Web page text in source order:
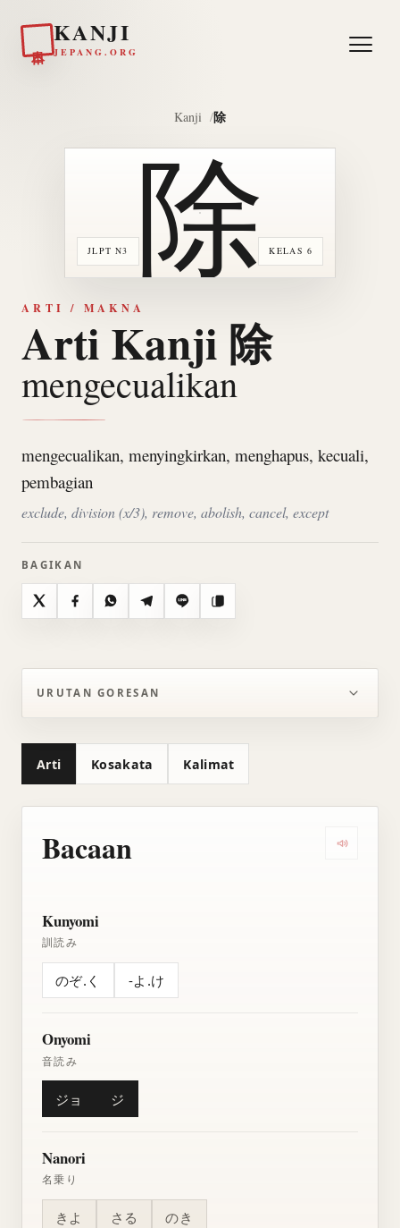
KANJI
JEPANG.ORG
Kanji 除
JLPT N3 KELAS 6
除
ARTI / MAKNA
Arti Kanji 除
mengecualikan
mengecualikan, menyingkirkan, menghapus, kecuali,
pembagian
exclude, division (x/3), remove, abolish, cancel, except
BAGIKAN
X FacebookWhatsAppTelegramLine Salin
URUTAN GORESAN
Arti Kosakata Kalimat
Bacaan
Kunyomi
訓読み
のぞ.く -よ.け
Onyomi
音読み
ジョ ジ
Nanori
名乗り
きよ さる のき